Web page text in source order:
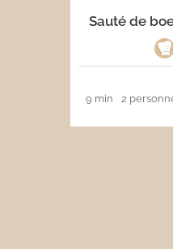
Sauté de
9 min 2